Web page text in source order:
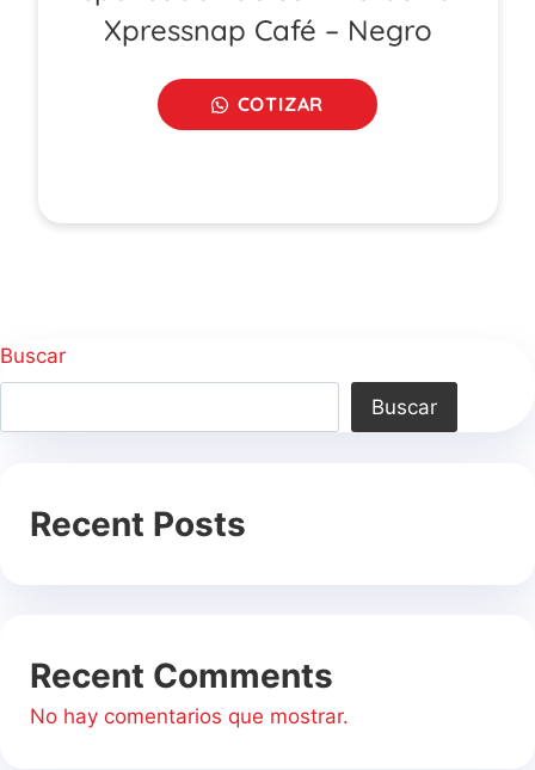
Xpressnap Café – Negro
COTIZAR
Buscar
Buscar
Recent Posts
Recent Comments
No hay comentarios que mostrar.